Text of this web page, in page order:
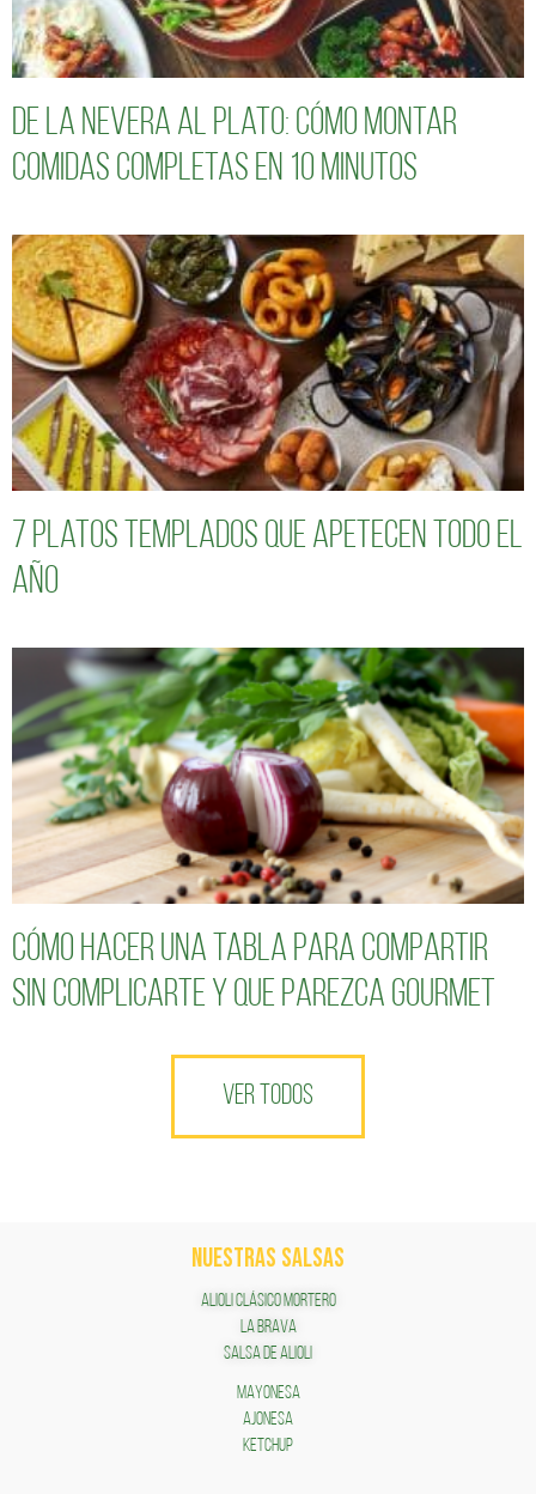
De la nevera al plato: cómo montar
comidas completas en 10 minutos
7 platos templados que apetecen todo el
año
Cómo hacer una tabla para compartir
sin complicarte y que parezca gourmet
VER TODOS
NUESTRAS SALSAS
ALIOLI CLÁSICO MORTERO
LA BRAVA
SALSA DE ALIOLI
MAYONESA
AJONESA
KETCHUP